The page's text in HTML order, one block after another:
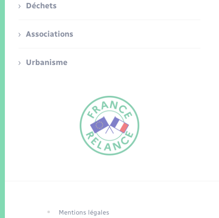
Déchets
Associations
Urbanisme
Mentions légales